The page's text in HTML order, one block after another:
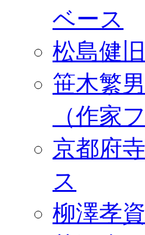
ベース
松島健
笹木繁
（作家
京都府
ス
柳澤孝